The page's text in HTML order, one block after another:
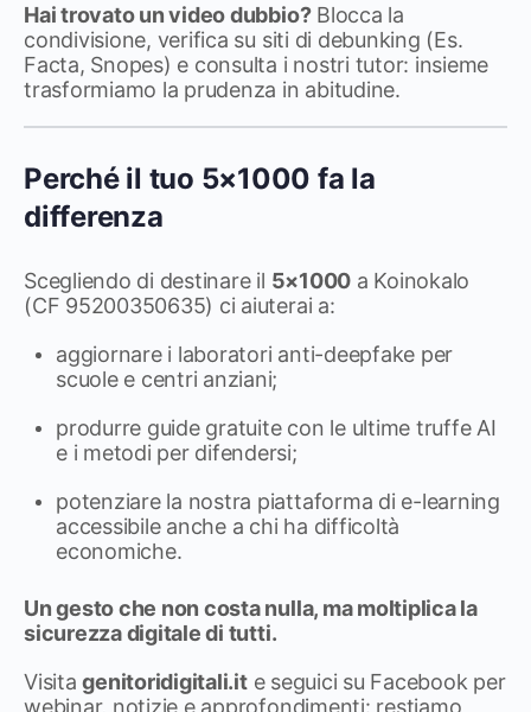
Hai trovato un video dubbio?Blocca la
condivisione, verifica su siti di debunking (Es.
Facta, Snopes) e consulta i nostri tutor: insieme
trasformiamo la prudenza in abitudine.
Perché il tuo 5×1000 fa la
differenza
Scegliendo di destinare il 5×1000 a Koinokalo
(CF 95200350635) ci aiuterai a:
aggiornare i laboratori anti-deepfake per
scuole e centri anziani;
produrre guide gratuite con le ultime truffe AI
e i metodi per difendersi;
potenziare la nostra piattaforma di e-learning
accessibile anche a chi ha difficoltà
economiche.
Un gesto che non costa nulla, ma moltiplica la
sicurezza digitale di tutti.
Visitagenitoridigitali.ite seguici su Facebook per
webinar, notizie e approfondimenti: restiamo